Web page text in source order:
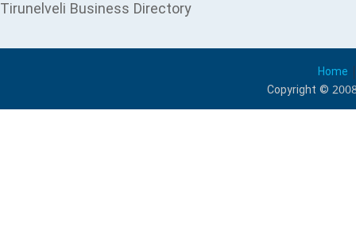
Tirunelveli Business Directory
Home
Copyright ©